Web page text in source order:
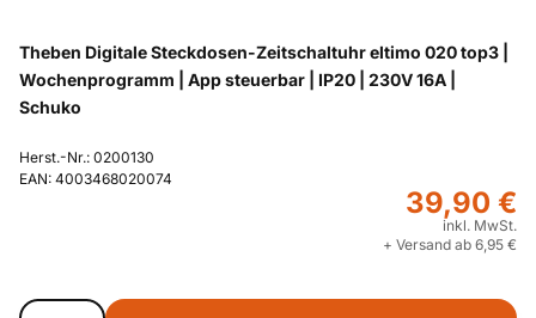
Theben Digitale Steckdosen-Zeitschaltuhr eltimo 020 top3 |
Wochenprogramm | App steuerbar | IP20 | 230V 16A |
Schuko
Herst.-Nr.: 0200130
EAN: 4003468020074
39,90 €
inkl. MwSt.
+ Versand ab 6,95 €